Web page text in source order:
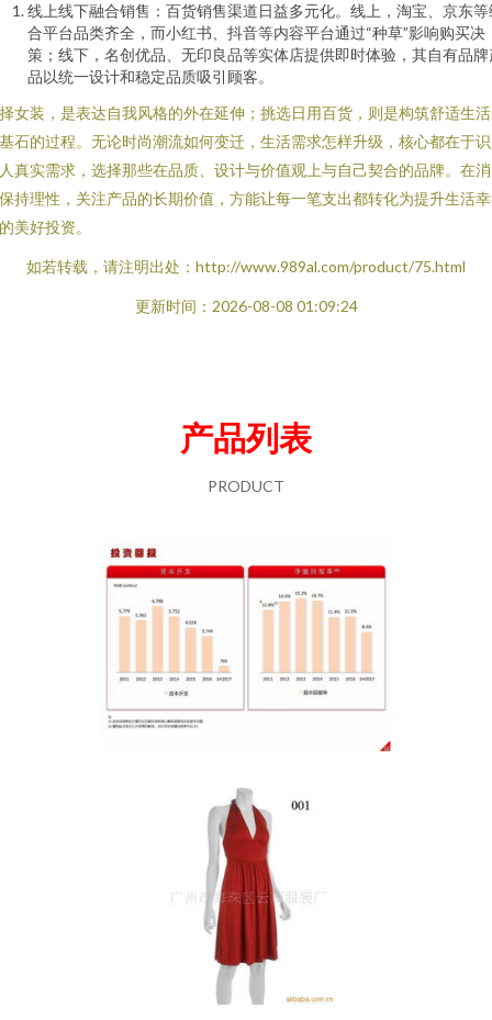
线上线下融合销售：百货销售渠道日益多元化。线上，淘宝、京东等
合平台品类齐全，而小红书、抖音等内容平台通过“种草”影响购买决
策；线下，名创优品、无印良品等实体店提供即时体验，其自有品牌
品以统一设计和稳定品质吸引顾客。
女装，是表达自我风格的外在延伸；挑选日用百货，则是构筑舒适生
石的过程。无论时尚潮流如何变迁，生活需求怎样升级，核心都在于
真实需求，选择那些在品质、设计与价值观上与自己契合的品牌。在
持理性，关注产品的长期价值，方能让每一笔支出都转化为提升生活
美好投资。
如若转载，请注明出处：http://www.989al.com/product/75.html
更新时间：2026-08-08 01:09:24
产品列表
PRODUCT